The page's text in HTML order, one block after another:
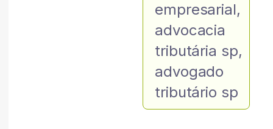
empresarial,
advocacia
tributária sp,
advogado
tributário sp